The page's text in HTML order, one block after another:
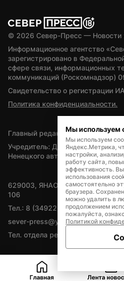
© 2026 Север-Пресс — Новости
Информационное агентство
зарегистрировано в
сфере связи, информационных
коммуникаций (Роскомнадзор)
Свидетельство о регистрации
Политика конфиденциальности.
Главный редактор — А.Л.
Учредитель: Департамент
Ненецкого автономного округа
629003, ЯНАО, Салехард, мкр.
106
Тел.: 8 (34922) 71262
sever-press@yamal-media.ru
Тел. отдела рекламы: 8 (34922)
Мы используем
Мы используем
Яндекс.Метрика,
настройки,
работу сайта,
эффективность.
использования
самостоятельно
браузера.
можно удалить в
продолжением
пожалуйста,
Политикой